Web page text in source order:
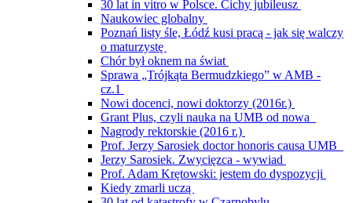
30 lat in vitro w Polsce. Cichy jubileusz
Naukowiec globalny
Poznań listy śle, Łódź kusi pracą - jak się walczy
o maturzystę
Chór był oknem na świat
Sprawa „Trójkąta Bermudzkiego” w AMB -
cz.1
Nowi docenci, nowi doktorzy (2016r.)
Grant Plus, czyli nauka na UMB od nowa
Nagrody rektorskie (2016 r.)
Prof. Jerzy Sarosiek doctor honoris causa UMB
Jerzy Sarosiek. Zwycięzca - wywiad
Prof. Adam Krętowski: jestem do dyspozycji
Kiedy zmarli uczą